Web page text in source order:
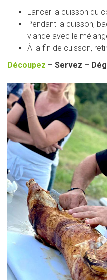
Lancer la cuisson du
Pendant la cuisson,
viande avec le
À la fin de cuisson,
Découpez – Servez –